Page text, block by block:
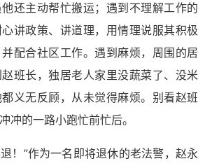
还主动帮忙搬运；遇到不理解工作的
讲政策、讲道理，用情理说服其积极
配合社区工作。遇到麻烦，周围的居
班长，独居老人家里没蔬菜了、没米
义无反顾，从未觉得麻烦。别看赵班
冲的一路小跑忙前忙后。
！”作为一名即将退休的老法警，赵永